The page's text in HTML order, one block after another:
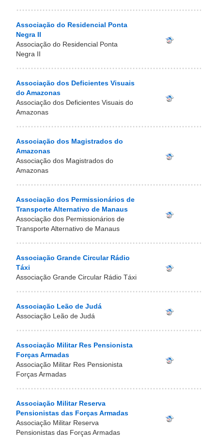
Associação do Residencial Ponta
Negra II
Associação do Residencial Ponta
Negra II
Associação dos Deficientes Visuais
do Amazonas
Associação dos Deficientes Visuais do
Amazonas
Associação dos Magistrados do
Amazonas
Associação dos Magistrados do
Amazonas
Associação dos Permissionários de
Transporte Alternativo de Manaus
Associação dos Permissionários de
Transporte Alternativo de Manaus
Associação Grande Circular Rádio
Táxi
Associação Grande Circular Rádio Táxi
Associação Leão de Judá
Associação Leão de Judá
Associação Militar Res Pensionista
Forças Armadas
Associação Militar Res Pensionista
Forças Armadas
Associação Militar Reserva
Pensionistas das Forças Armadas
Associação Militar Reserva
Pensionistas das Forças Armadas